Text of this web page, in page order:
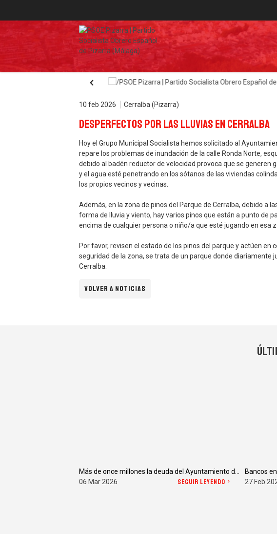
10 feb 2026 Cerralba (Pizarra)
Desperfectos por las lluvias en Cerralba
Hoy el Grupo Municipal Socialista hemos solicitado al
repare los problemas de inundación de la calle Ronda Norte,
debido al badén reductor de velocidad provoca que se generen
y el agua esté penetrando en los sótanos de las viviendas
los propios vecinos y vecinas.
Además, en la zona de pinos del Parque de Cerralba, debido a
forma de lluvia y viento, hay varios pinos que están a punto de
encima de cualquier persona o niño/a que esté jugando en esa
Por favor, revisen el estado de los pinos del parque y actúen en
seguridad de la zona, se trata de un parque donde diariamente
Cerralba.
VOLVER A NOTICIAS
06 Mar 2026
SEGUIR LEYENDO
Bancos
27 Feb